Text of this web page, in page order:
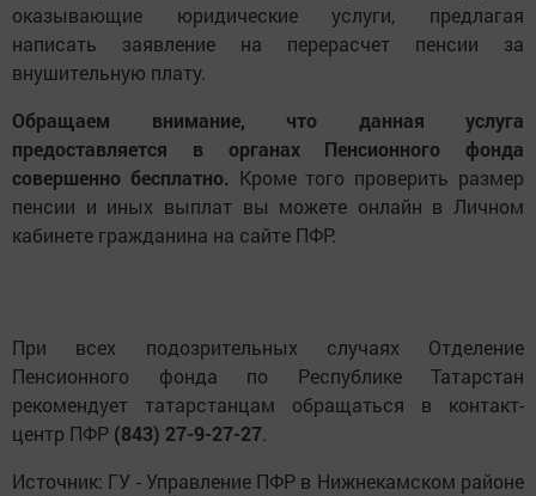
оказывающие юридические услуги, предлагая
написать заявление на перерасчет пенсии за
внушительную плату.
Обращаем внимание, что данная услуга
предоставляется в органах Пенсионного фонда
совершенно бесплатно. Кроме того проверить размер
пенсии и иных выплат вы можете онлайн в Личном
кабинете гражданина на сайте ПФР.
При всех подозрительных случаях Отделение
Пенсионного фонда по Республике Татарстан
рекомендует татарстанцам обращаться в контакт-
центр ПФР (843) 27-9-27-27.
Источник: ГУ - Управление ПФР в Нижнекамском районе